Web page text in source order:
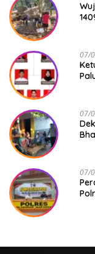
07/
07/
07/